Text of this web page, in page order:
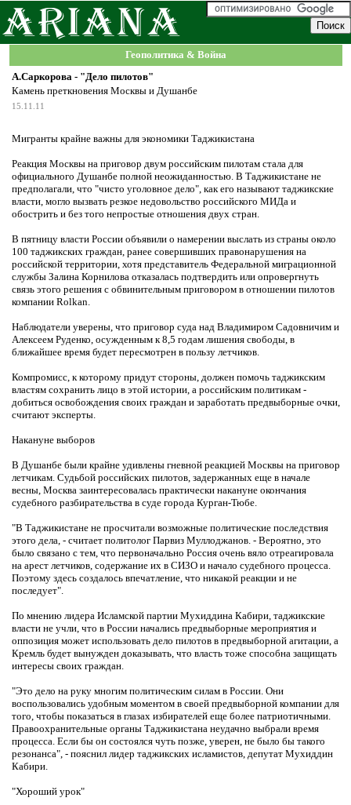
Геополитика & Война
А.Саркорова - "Дело пилотов"
Камень преткновения Москвы и Душанбе
15.11.11
Мигранты крайне важны для экономики Таджикистана
Реакция Москвы на приговор двум российским пилотам стала для
официального Душанбе полной неожиданностью. В Таджикистане не
предполагали, что "чисто уголовное дело", как его называют таджикские
власти, могло вызвать резкое недовольство российского МИДа и
обострить и без того непростые отношения двух стран.
В пятницу власти России объявили о намерении выслать из страны около
100 таджикских граждан, ранее совершивших правонарушения на
российской территории, хотя представитель Федеральной миграционной
службы Залина Корнилова отказалась подтвердить или опровергнуть
связь этого решения с обвинительным приговором в отношении пилотов
компании Rolkan.
Наблюдатели уверены, что приговор суда над Владимиром Садовничим и
Алексеем Руденко, осужденным к 8,5 годам лишения свободы, в
ближайшее время будет пересмотрен в пользу летчиков.
Компромисс, к которому придут стороны, должен помочь таджикским
властям сохранить лицо в этой истории, а российским политикам -
добиться освобождения своих граждан и заработать предвыборные очки,
считают эксперты.
Накануне выборов
В Душанбе были крайне удивлены гневной реакцией Москвы на приговор
летчикам. Судьбой российских пилотов, задержанных еще в начале
весны, Москва заинтересовалась практически накануне окончания
судебного разбирательства в суде города Курган-Тюбе.
"В Таджикистане не просчитали возможные политические последствия
этого дела, - считает политолог Парвиз Муллоджанов. - Вероятно, это
было связано с тем, что первоначально Россия очень вяло отреагировала
на арест летчиков, содержание их в СИЗО и начало судебного процесса.
Поэтому здесь создалось впечатление, что никакой реакции и не
последует".
По мнению лидера Исламской партии Мухиддина Кабири, таджикские
власти не учли, что в России начались предвыборные мероприятия и
оппозиция может использовать дело пилотов в предвыборной агитации, а
Кремль будет вынужден доказывать, что власть тоже способна защищать
интересы своих граждан.
"Это дело на руку многим политическим силам в России. Они
воспользовались удобным моментом в своей предвыборной компании для
того, чтобы показаться в глазах избирателей еще более патриотичными.
Правоохранительные органы Таджикистана неудачно выбрали время
процесса. Если бы он состоялся чуть позже, уверен, не было бы такого
резонанса", - пояснил лидер таджикских исламистов, депутат Мухиддин
Кабири.
"Хороший урок"